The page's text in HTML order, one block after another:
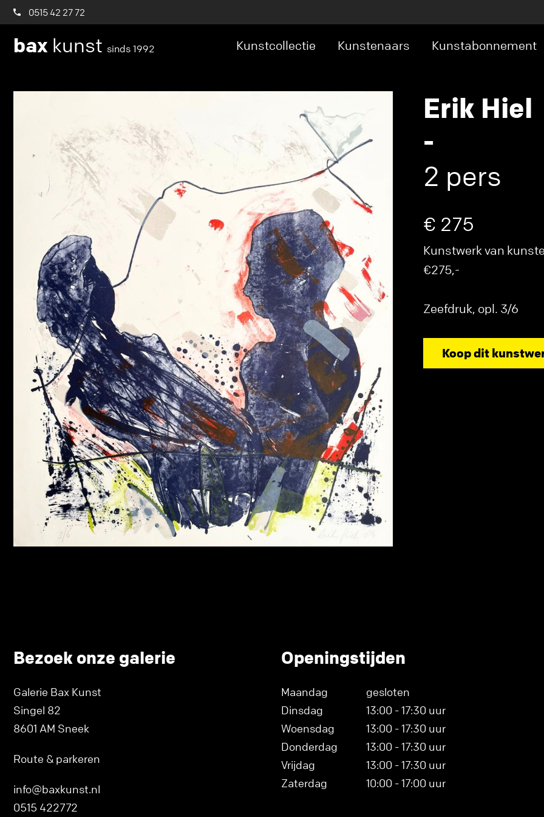
0515 42 27 72
bax kunst sinds 1992 Kunstcollectie Kunstenaars Kunstabonnement
Erik Hiel
-
2 pers
€ 275
Kunstwerk van
€275,-
Zeefdruk, opl. 3/6
Koop dit
Bezoek onze galerie
Galerie Bax Kunst
Singel 82
8601 AM Sneek
Route & parkeren
info@baxkunst.nl
0515 422772
Openingstijden
Maandag
gesloten
Dinsdag
13:00 - 17:30 uur
Woensdag
13:00 - 17:30 uur
Donderdag
13:00 - 17:30 uur
Vrijdag
13:00 - 17:30 uur
Zaterdag
10:00 - 17:00 uur